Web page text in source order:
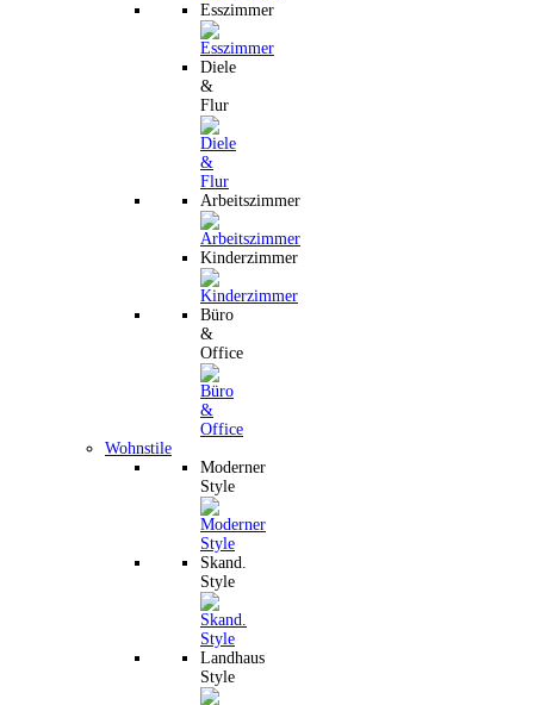
Esszimmer
Diele
&
Flur
Arbeitszimmer
Kinderzimmer
Büro
&
Office
Wohnstile
Moderner
Style
Skand.
Style
Landhaus
Style